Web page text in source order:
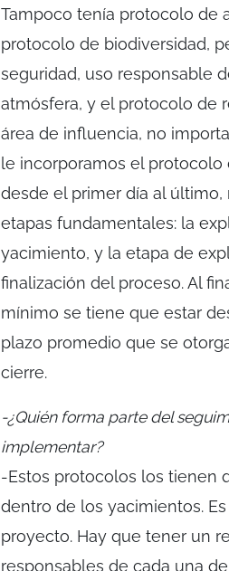
Tampoco tenía protocolo de
protocolo de biodiversidad,
seguridad, uso responsable
atmósfera, y el protocolo de
área de influencia, no
le incorporamos el
desde el primer día al
etapas fundamentales: la
yacimiento, y la etapa de
finalización del proceso. Al
mínimo se tiene que estar
plazo promedio que se
cierre.
-¿Quién forma parte del
implementar?
-Estos protocolos los tienen
dentro de los yacimientos.
proyecto. Hay que tener un
responsables de cada una